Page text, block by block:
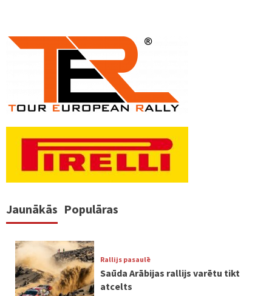
Jaunākās Populāras
Rallijs pasaulē
Saūda Arābijas rallijs varētu tikt
atcelts